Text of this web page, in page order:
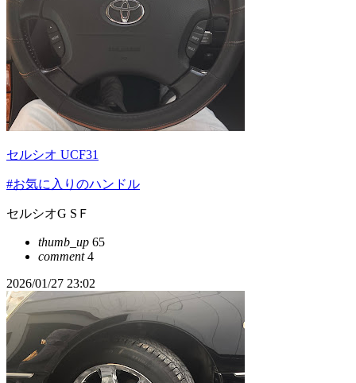
セルシオ UCF31
#お気に入りのハンドル
セルシオG SＦ
thumb_up 65
comment4
2026/01/27 23:02